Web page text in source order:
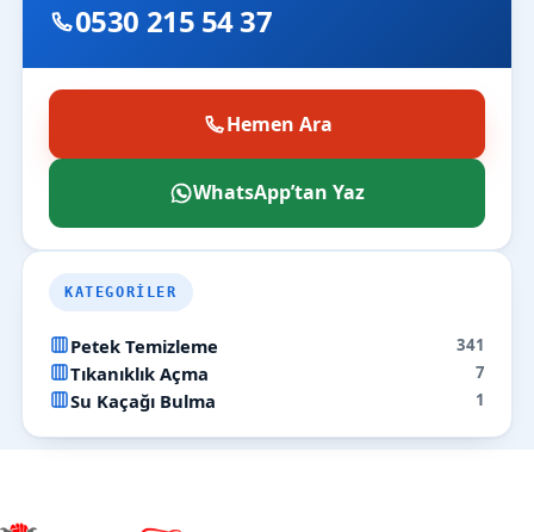
0530 215 54 37
Hemen Ara
WhatsApp’tan Yaz
KATEGORILER
Petek Temizleme 341
Tıkanıklık Açma 7
Su Kaçağı Bulma 1